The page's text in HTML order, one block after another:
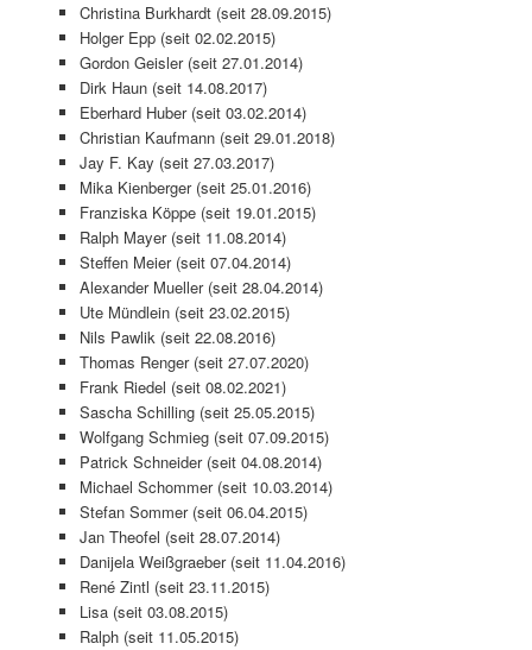
Christina Burkhardt (seit 28.09.2015)
Holger Epp (seit 02.02.2015)
Gordon Geisler (seit 27.01.2014)
Dirk Haun (seit 14.08.2017)
Eberhard Huber (seit 03.02.2014)
Christian Kaufmann (seit 29.01.2018)
Jay F. Kay (seit 27.03.2017)
Mika Kienberger (seit 25.01.2016)
Franziska Köppe (seit 19.01.2015)
Ralph Mayer (seit 11.08.2014)
Steffen Meier (seit 07.04.2014)
Alexander Mueller (seit 28.04.2014)
Ute Mündlein (seit 23.02.2015)
Nils Pawlik (seit 22.08.2016)
Thomas Renger (seit 27.07.2020)
Frank Riedel (seit 08.02.2021)
Sascha Schilling (seit 25.05.2015)
Wolfgang Schmieg (seit 07.09.2015)
Patrick Schneider (seit 04.08.2014)
Michael Schommer (seit 10.03.2014)
Stefan Sommer (seit 06.04.2015)
Jan Theofel (seit 28.07.2014)
Danijela Weißgraeber (seit 11.04.2016)
René Zintl (seit 23.11.2015)
Lisa (seit 03.08.2015)
Ralph (seit 11.05.2015)